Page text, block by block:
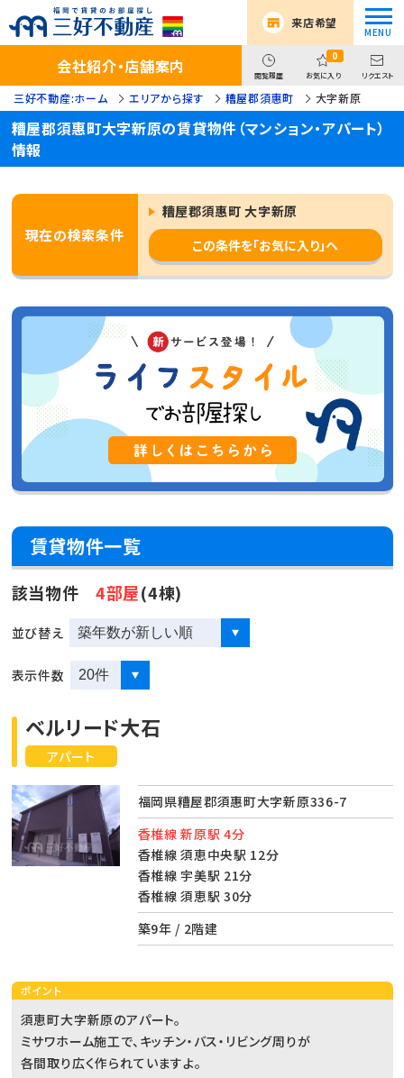
来店希望
会社紹介・店舗案内 閲覧履歴
0
お気に入り リクエスト
三好不動産:ホーム エリアから探す 糟屋郡須惠町 大字新原
糟屋郡須惠町大字新原の賃貸物件（マンション・アパート）
情報
現在の検索条件
糟屋郡須惠町 大字新原
この条件を「お気に入り」へ
賃貸物件一覧
該当物件 4部屋(4棟)
並び替え
表示件数
アパート
ベルリード大石
福岡県糟屋郡須惠町大字新原336-7
香椎線 新原駅 4分
香椎線 須恵中央駅 12分
香椎線 宇美駅 21分
香椎線 須恵駅 30分
築9年 / 2階建
ポイント
須恵町大字新原のアパート。
ミサワホーム施工で、キッチン・バス・リビング周りが
各間取り広く作られていますよ。